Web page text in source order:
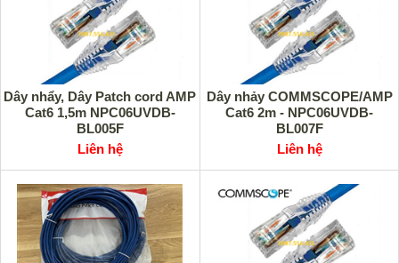
Dây nhẩy, Dây Patch cord AMP
Cat6 1,5m NPC06UVDB-
BL005F
Liên hệ
Dây nhảy COMMSCOPE/AMP
Cat6 2m - NPC06UVDB-
BL007F
Liên hệ